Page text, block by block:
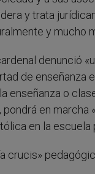
y trata
y mucho
denunció
de enseñanza
enseñanza o
pondrá en
en la escuela
crucis»